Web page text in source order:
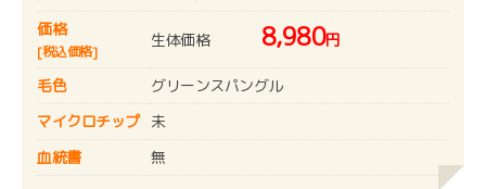
価格
[税込価格]
生体価格 8,980円
毛色
グリーンスパングル
マイクロチップ
未
血統書
無